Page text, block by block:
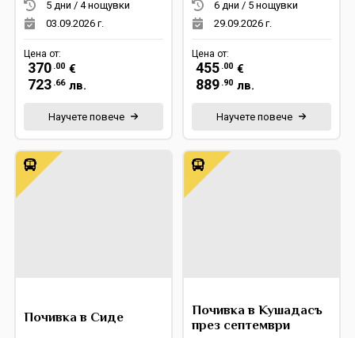
5 дни / 4 нощувки
03.09.2026 г.
Цена от:
370 .00 €
723 .66 лв.
Научете повече
6 дни / 5 нощувки
29.09.2026 г.
Цена от:
455 .00 €
889 .90 лв.
Научете повече
Почивка в Сиде Почивка в Кушадасъ
през септември